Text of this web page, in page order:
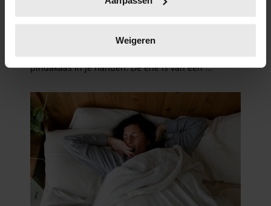
scannen op specifieke eigenschappen (fingerprinting)
verwerkt en stel uw voorkeuren in het
intrekken in de Cookieverklaring.
We gebruiken cookies om content en advertenties te
personaliseren, om functies voor social media te bieden
en om ons websiteverkeer te analyseren. Ook delen we
informatie over uw gebruik van onze site met onze
partners voor social media, adverteren en analyse. Deze
partners kunnen deze gegevens combineren met andere
informatie die u aan ze heeft verstrekt of die ze hebben
verzameld op basis van uw gebruik van hun services. U
Weigeren